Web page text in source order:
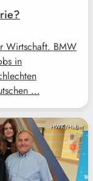
Wirtschaft. BMW
in
…
HWK/Huber